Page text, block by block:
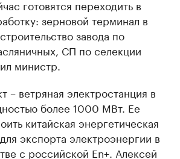
готовятся переходить в
зерновой терминал в
завода по
СП по селекции
министр.
– ветряная электростанция в
более 1000 МВт. Ее
китайская энергетическая
экспорта электроэнергии в
с российской En+. Алексей